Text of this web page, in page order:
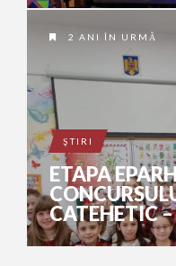
2 ANI ÎN URMĂ
ŞTIRI
ETAPA
CATEHETIC –